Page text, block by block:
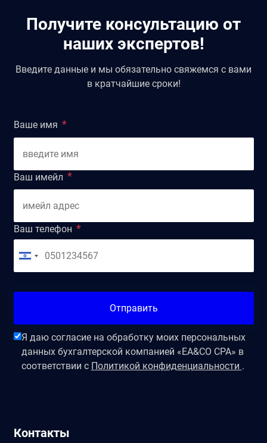
Получите консультацию от
наших экспертов!
Введите данные и мы обязательно свяжемся с вами
в кратчайшие сроки!
Ваше имя
Ваш имейл
Ваш телефон
Отправить
Я даю согласие на обработку моих персональных
данных бухгалтерской компанией «EA&CO CPA» в
соответствии с Политикой конфиденциальности .
Контакты